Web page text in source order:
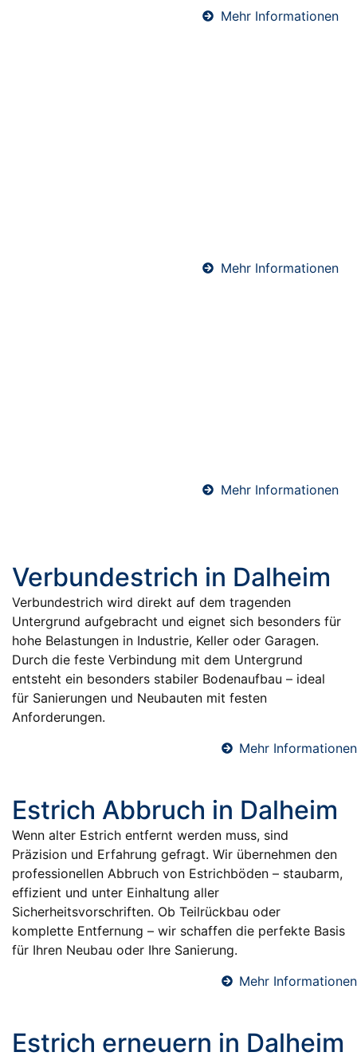
Mehr Informationen
Mehr Informationen
Mehr Informationen
Verbundestrich in Dalheim
Verbundestrich wird direkt auf dem tragenden
Untergrund aufgebracht und eignet sich besonders für
hohe Belastungen in Industrie, Keller oder Garagen.
Durch die feste Verbindung mit dem Untergrund
entsteht ein besonders stabiler Bodenaufbau – ideal
für Sanierungen und Neubauten mit festen
Anforderungen.
Mehr Informationen
Estrich Abbruch in Dalheim
Wenn alter Estrich entfernt werden muss, sind
Präzision und Erfahrung gefragt. Wir übernehmen den
professionellen Abbruch von Estrichböden – staubarm,
effizient und unter Einhaltung aller
Sicherheitsvorschriften. Ob Teilrückbau oder
komplette Entfernung – wir schaffen die perfekte Basis
für Ihren Neubau oder Ihre Sanierung.
Mehr Informationen
Estrich erneuern in Dalheim